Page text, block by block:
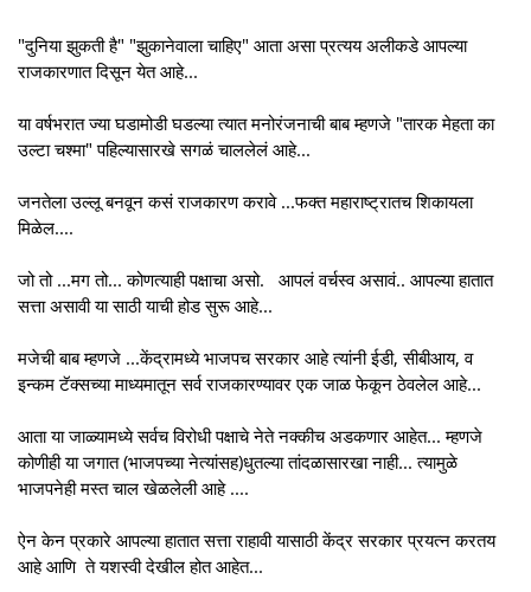
"दुनिया झुकती है" "झुकानेवाला चाहिए" आता असा प्रत्यय अलीकडे आपल्या
राजकारणात दिसून येत आहे...
या वर्षभरात ज्या घडामोडी घडल्या त्यात मनोरंजनाची बाब म्हणजे "तारक मेहता का
उल्टा चश्मा" पहिल्यासारखे सगळं चाललेलं आहे...
जनतेला उल्लू बनवून कसं राजकारण करावे ...फक्त महाराष्ट्रातच शिकायला
मिळेल....
जो तो ...मग तो... कोणत्याही पक्षाचा असो. आपलं वर्चस्व असावं.. आपल्या हातात
सत्ता असावी या साठी याची होड सुरू आहे...
मजेची बाब म्हणजे ...केंद्रामध्ये भाजपच सरकार आहे त्यांनी ईडी, सीबीआय, व
इन्कम टॅक्सच्या माध्यमातून सर्व राजकारण्यावर एक जाळ फेकून ठेवलेल आहे...
आता या जाळ्यामध्ये सर्वच विरोधी पक्षाचे नेते नक्कीच अडकणार आहेत... म्हणजे
कोणीही या जगात (भाजपच्या नेत्यांसह)धुतल्या तांदळासारखा नाही... त्यामुळे
भाजपनेही मस्त चाल खेळलेली आहे ....
ऐन केन प्रकारे आपल्या हातात सत्ता राहावी यासाठी केंद्र सरकार प्रयत्न करतय
आहे आणि ते यशस्वी देखील होत आहेत...